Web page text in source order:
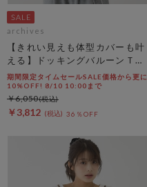
archives
【きれい見えも体型カバーも叶
える】ドッキングバルーンＴＯ
ＰＳ
期間限定タイムセールSALE価格から更に
10%OFF! 8/10 10:00まで
￥3,812 36％OFF
￥6,050